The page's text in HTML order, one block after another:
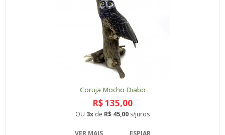
Coruja Mocho Diabo
R$ 135,00
OU 3x de R$ 45,00 s/juros
VER MAIS ESPIAR